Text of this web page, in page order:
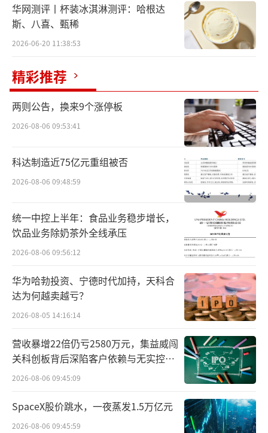
实现了整体增长，普瑞眼科更是稳稳抓住了消
费复苏的机遇。梳理普瑞眼科的年报不难发
现，公司最大的收入和利润来源都是屈光项
目，也就是近视、远视、散光等矫正手术。目
前，国内屈光手术主要包括半飞秒、全飞秒、
屈光性晶体植入等。
屈光手术本质上属于医美手术，价格高利
润大，比白内障、青光眼等常见眼科疾病更赚
钱。所以，屈光项目一直是各家眼科机构关注
的重点领域。2023年，普瑞眼科屈光项目收入1
2.96亿元，同比增长33.52%，占营收比重的4
7.69%。
华网测评丨杯装冰淇淋测评：哈根达
斯、八喜、甄稀
2026-06-20 11:38:53
精彩推荐
两则公告，换来9个涨停板
2026-08-06 09:53:41
科达制造近75亿元重组被否
2026-08-06 09:48:59
统一中控上半年：食品业务稳步增长，
饮品业务除奶茶外全线承压
2026-08-06 09:56:12
华为哈勃投资、宁德时代加持，天科合
达为何越卖越亏？
2026-08-05 14:16:14
营收暴增22倍仍亏2580万元，集益威闯
关科创板背后深陷客户依赖与无实控人
困局
2026-08-06 09:45:09
SpaceX股价跳水，一夜蒸发1.5万亿元
2026-08-06 09:45:59